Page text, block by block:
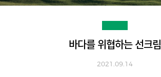
바다를 위협하는 선크림
2021.09.14